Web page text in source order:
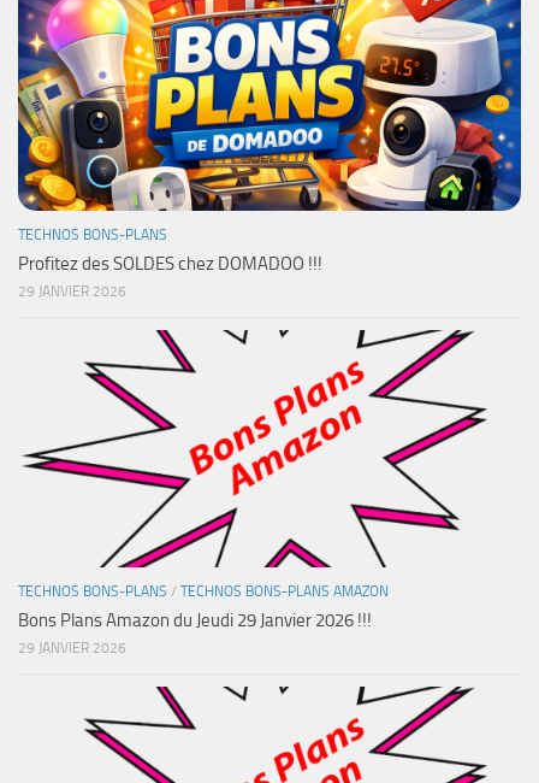
TECHNOS BONS-PLANS
Profitez des SOLDES chez DOMADOO !!!
29 JANVIER 2026
TECHNOS BONS-PLANS / TECHNOS BONS-PLANS AMAZON
Bons Plans Amazon du Jeudi 29 Janvier 2026 !!!
29 JANVIER 2026